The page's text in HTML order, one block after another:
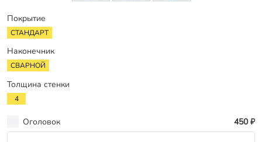
Покрытие
СТАНДАРТ
Наконечник
СВАРНОЙ
Толщина стенки
4
Оголовок 450 ₽